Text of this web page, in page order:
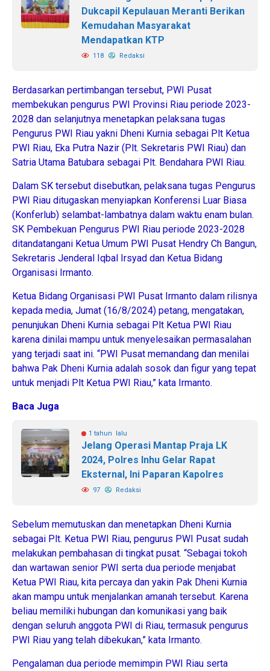
Dukcapil Kepulauan Meranti Berikan
Kemudahan Masyarakat
Mendapatkan KTP
118 Redaksi
Berdasarkan pertimbangan tersebut, PWI Pusat
membekukan pengurus PWI Provinsi Riau periode 2023-
2028 dan selanjutnya menetapkan pelaksana tugas
Pengurus PWI Riau yakni Dheni Kurnia sebagai Plt Ketua
PWI Riau, Eka Putra Nazir (Plt. Sekretaris PWI Riau) dan
Satria Utama Batubara sebagai Plt. Bendahara PWI Riau.
Dalam SK tersebut disebutkan, pelaksana tugas Pengurus
PWI Riau ditugaskan menyiapkan Konferensi Luar Biasa
(Konferlub) selambat-lambatnya dalam waktu enam bulan.
SK Pembekuan Pengurus PWI Riau periode 2023-2028
ditandatangani Ketua Umum PWI Pusat Hendry Ch Bangun,
Sekretaris Jenderal Iqbal Irsyad dan Ketua Bidang
Organisasi Irmanto.
Ketua Bidang Organisasi PWI Pusat Irmanto dalam rilisnya
kepada media, Jumat (16/8/2024) petang, mengatakan,
penunjukan Dheni Kurnia sebagai Plt Ketua PWI Riau
karena dinilai mampu untuk menyelesaikan permasalahan
yang terjadi saat ini. “PWI Pusat memandang dan menilai
bahwa Pak Dheni Kurnia adalah sosok dan figur yang tepat
untuk menjadi Plt Ketua PWI Riau,” kata Irmanto.
Baca Juga
1 tahun lalu
Jelang Operasi Mantap Praja LK
2024, Polres Inhu Gelar Rapat
Eksternal, Ini Paparan Kapolres
97 Redaksi
Sebelum memutuskan dan menetapkan Dheni Kurnia
sebagai Plt. Ketua PWI Riau, pengurus PWI Pusat sudah
melakukan pembahasan di tingkat pusat. “Sebagai tokoh
dan wartawan senior PWI serta dua periode menjabat
Ketua PWI Riau, kita percaya dan yakin Pak Dheni Kurnia
akan mampu untuk menjalankan amanah tersebut. Karena
beliau memiliki hubungan dan komunikasi yang baik
dengan seluruh anggota PWI di Riau, termasuk pengurus
PWI Riau yang telah dibekukan,” kata Irmanto.
Pengalaman dua periode memimpin PWI Riau serta